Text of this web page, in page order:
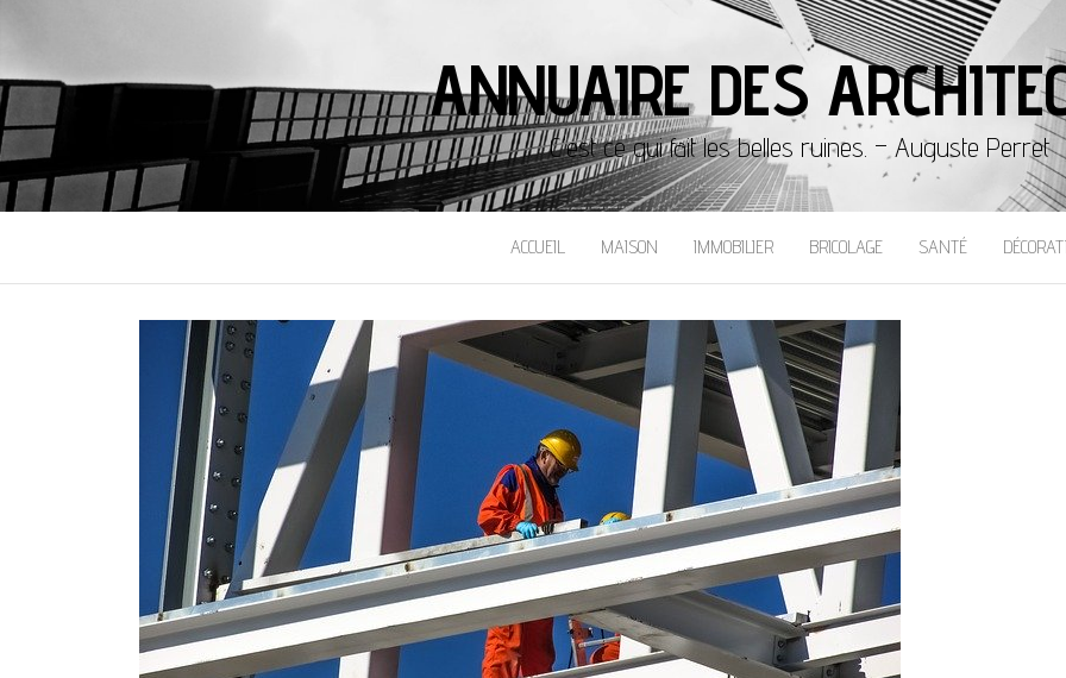
ANNUAIRE DES
C'est ce qui fait les belles ruines. – Auguste Perret
ACCUEIL MAISON IMMOBILIER BRICOLAGE SANTÉ